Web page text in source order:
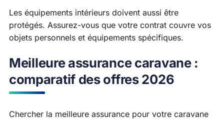
Les équipements intérieurs doivent aussi être
protégés. Assurez-vous que votre contrat couvre vos
objets personnels et équipements spécifiques.
Meilleure assurance caravane :
comparatif des offres 2026
Chercher la meilleure assurance pour votre caravane